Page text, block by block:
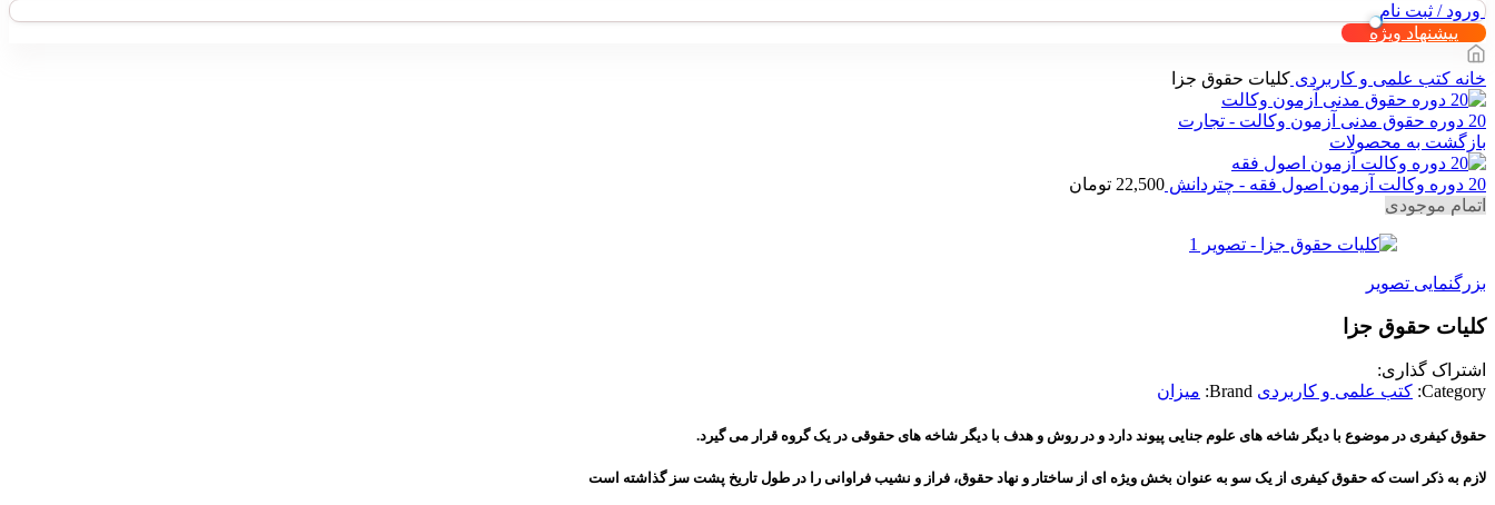
ورود / ثبت نام
پیشنهاد ویژه
خانه کتب علمی و کاربردی کلیات حقوق جزا
20 دوره حقوق مدنی آزمون وکالت - تجارت
بازگشت به محصولات
20 دوره وکالت آزمون اصول فقه - چتردانش 22,500 تومان
اتمام موجودی
بزرگنمایی تصویر
کلیات حقوق جزا
اشتراک گذاری:
Category: کتب علمی و کاربردی Brand: میزان
حقوق کیفری در موضوع با دیگر شاخه های علوم جنایی پیوند دارد و در روش و هدف با دیگر شاخه های حقوقی در یک گروه قرار می گیرد.
لازم به ذکر است که حقوق کیفری از یک سو به عنوان بخش ویژه ای از ساختار و نهاد حقوق، فراز و نشیب فراوانی را در طول تاریخ پشت سز گذاشته است